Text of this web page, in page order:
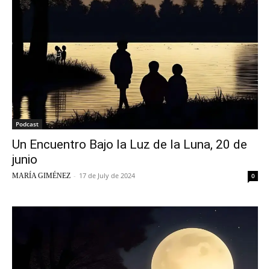
Podcast
Un Encuentro Bajo la Luz de la Luna, 20 de
junio
MARÍA GIMÉNEZ - 17 de July de 2024 0